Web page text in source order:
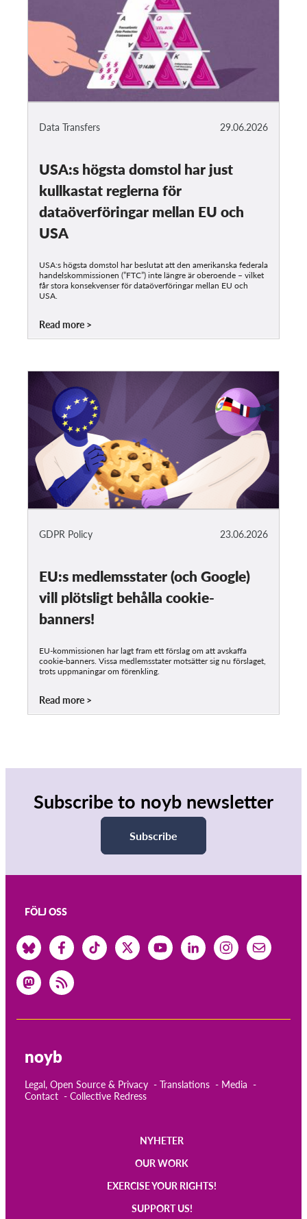
29.06.2026
Data Transfers
USA:s högsta domstol har just
kullkastat reglerna för
dataöverföringar mellan EU och
USA
USA:s högsta domstol har beslutat att den amerikanska federala
handelskommissionen (”FTC”) inte längre är oberoende – vilket
får stora konsekvenser för dataöverföringar mellan EU och
USA.
Read more
23.06.2026
GDPR Policy
EU:s medlemsstater (och Google)
vill plötsligt behålla cookie-
banners!
EU-kommissionen har lagt fram ett förslag om att avskaffa
cookie-banners. Vissa medlemsstater motsätter sig nu förslaget,
trots uppmaningar om förenkling.
Read more
Subscribe to noyb newsletter
Subscribe
FÖLJ OSS
noyb
Legal, Open Source & Privacy Translations
Media
Contact
Collective Redress
NYHETER
OUR WORK
EXERCISE YOUR RIGHTS!
SUPPORT US!